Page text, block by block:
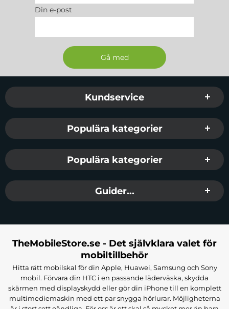
Din e-post
Sidfot Blandad info och länkar
Kundservice
Populära kategorier
Populära kategorier
Guider...
TheMobileStore.se - Det självklara valet för
mobiltillbehör
Hitta rätt mobilskal för din Apple, Huawei, Samsung och Sony
mobil. Förvara din HTC i en passande läderväska, skydda
skärmen med displayskydd eller gör din iPhone till en komplett
multimediemaskin med ett par snygga hörlurar. Möjligheterna